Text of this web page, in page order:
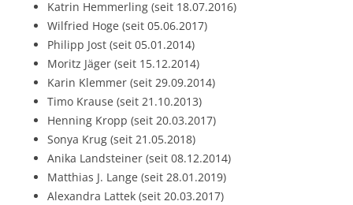
Katrin Hemmerling (seit 18.07.2016)
Wilfried Hoge (seit 05.06.2017)
Philipp Jost (seit 05.01.2014)
Moritz Jäger (seit 15.12.2014)
Karin Klemmer (seit 29.09.2014)
Timo Krause (seit 21.10.2013)
Henning Kropp (seit 20.03.2017)
Sonya Krug (seit 21.05.2018)
Anika Landsteiner (seit 08.12.2014)
Matthias J. Lange (seit 28.01.2019)
Alexandra Lattek (seit 20.03.2017)